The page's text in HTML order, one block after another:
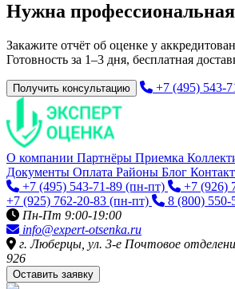
Нужна
Закажите отчёт об оценке у
Готовность за 1–3 дня, бесплатная
Получить консультацию +7 (495) 543-
О компании Партнёры Приемка
Документы Оплата Районы Блог
+7 (495) 543-71-89 (пн-пт) +7 (926)
+7 (925) 762-20-83 (пн-пт) 8 (800) 550-
Пн-Пт 9:00-19:00
info@expert-otsenka.ru
г. Люберцы, ул. 3-е Почтовое
926
Оставить заявку